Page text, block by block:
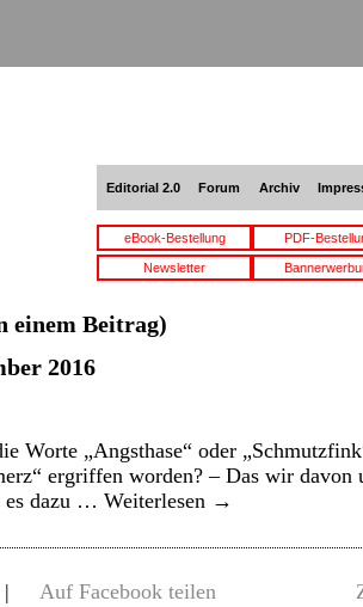
Editorial 2.0 Forum Archiv
eBook-Bestellung PDF-
Newsletter
einem Beitrag)
2016
Worte „Angsthase“ oder
ergriffen worden? – Das wir davon
es dazu … Weiterlesen →
| Auf Facebook teilen